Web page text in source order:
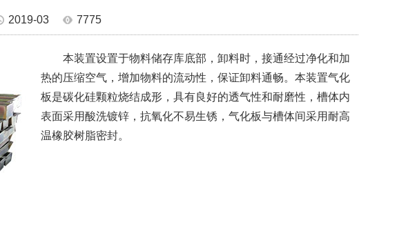
2019-03 7775
本装置设置于物料储存库底部，卸料时，接通经过净化和加
热的压缩空气，增加物料的流动性，保证卸料通畅。本装置气化
板是碳化硅颗粒烧结成形，具有良好的透气性和耐磨性，槽体内
表面采用酸洗镀锌，抗氧化不易生锈，气化板与槽体间采用耐高
温橡胶树脂密封。